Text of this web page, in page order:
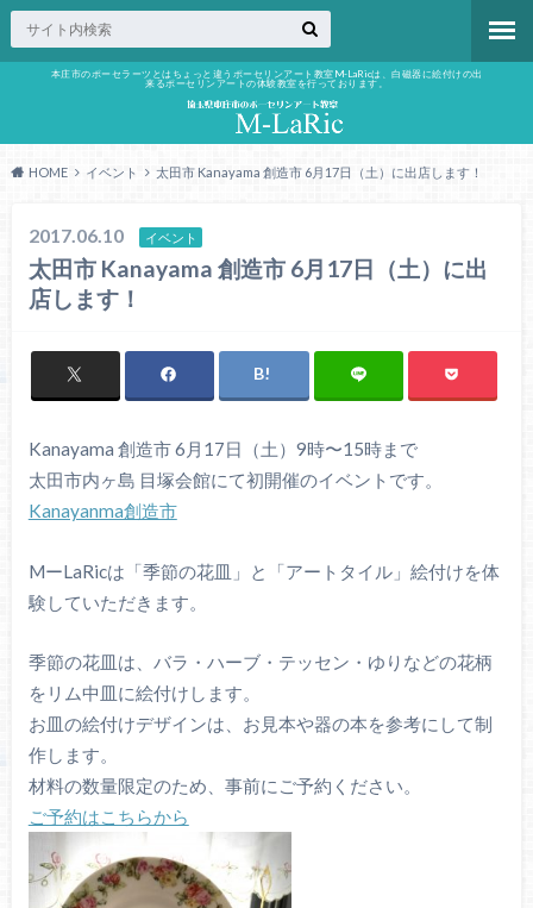
本庄市のポーセラーツとはちょっと違うポーセリンアート教室M-LaRicは、白磁器に絵付けの出
来るポーセリンアートの体験教室を行っております。
HOME イベント 太田市 Kanayama 創造市 6月17日（土）に出店します！
2017.06.10 イベント
太田市 Kanayama 創造市 6月17日（土）に出
店します！
Kanayama 創造市 6月17日（土）9時〜15時まで
太田市内ヶ島 目塚会館にて初開催のイベントです。
Kanayanma創造市
MーLaRicは「季節の花皿」と「アートタイル」絵付けを体
験していただきます。
季節の花皿は、バラ・ハーブ・テッセン・ゆりなどの花柄
をリム中皿に絵付けします。
お皿の絵付けデザインは、お見本や器の本を参考にして制
作します。
材料の数量限定のため、事前にご予約ください。
ご予約はこちらから